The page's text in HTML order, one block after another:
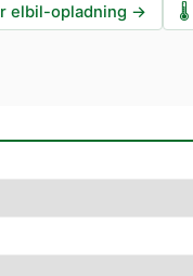
elbil-opladning → 🌡️